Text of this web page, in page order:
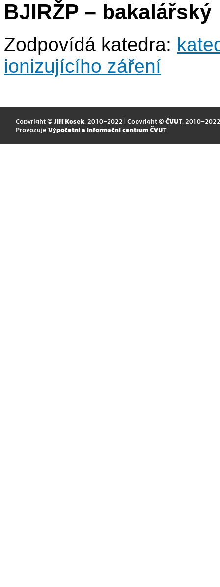
BJIRŽP – bakalářský
Zodpovídá katedra:
ionizujícího záření
Copyright © Jiří Kosek, 2010–2022 | Copyright © ČVUT, 2010–2022
Provozuje Výpočetní a informační centrum ČVUT